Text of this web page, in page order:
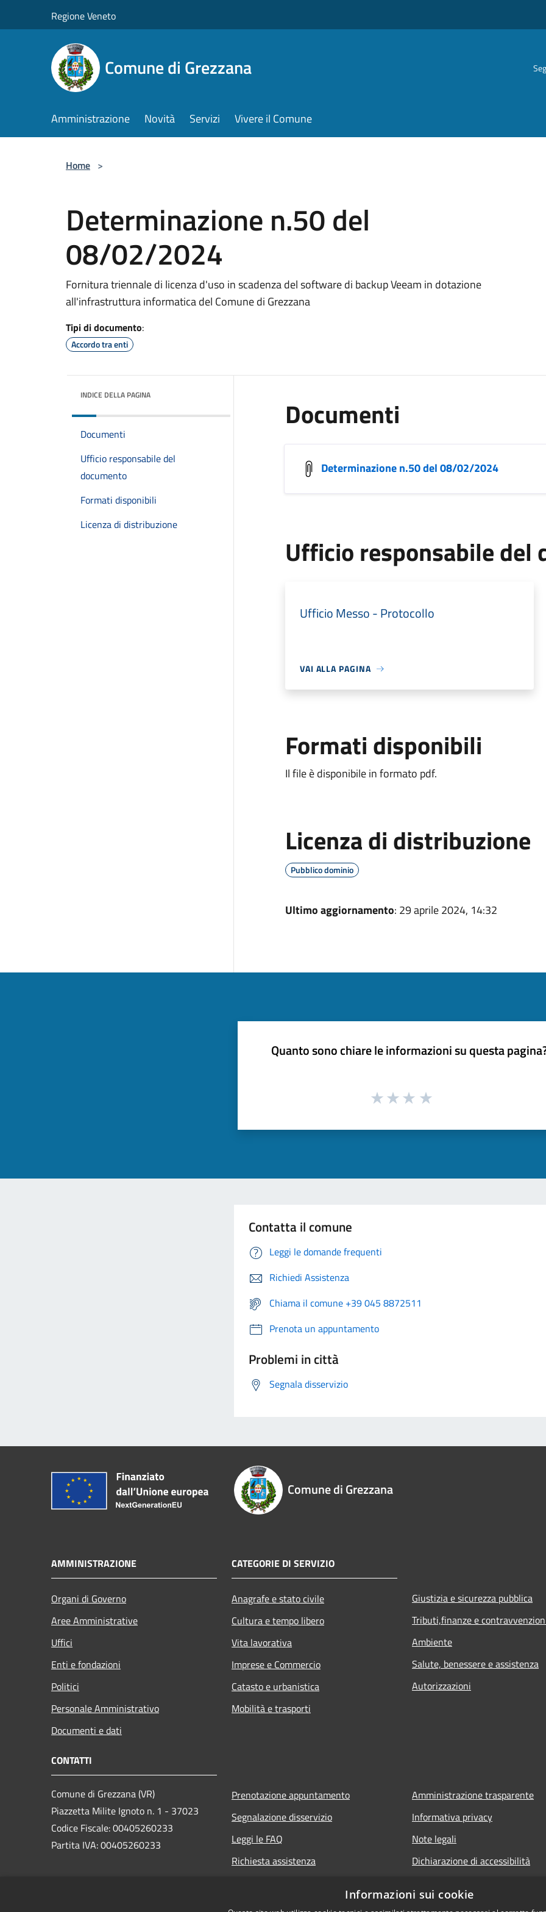
Regione Veneto
Comune di Grezzana
Amministrazione Novità Servizi Vivere il Comune
Home >
Determinazione n.50 del
08/02/2024
Fornitura triennale di licenza d'uso in scadenza del software di backup Veeam in dotazione
all'infrastruttura informatica del Comune di Grezzana
Tipi di documento:
Accordo tra enti
INDICE DELLA PAGINA
Documenti
Ufficio responsabile del
documento
Formati disponibili
Licenza di distribuzione
Documenti
Determinazione n.50 del 08/02/2024
Ufficio responsabile del
Ufficio Messo - Protocollo
VAI ALLA PAGINA
Formati disponibili
Il file è disponibile in formato pdf.
Licenza di distribuzione
Pubblico dominio
Ultimo aggiornamento: 29 aprile 2024, 14:32
Quanto sono chiare le informazioni su questa
Contatta il comune
Leggi le domande frequenti
Richiedi Assistenza
Chiama il comune +39 045 8872511
Prenota un appuntamento
Problemi in città
Segnala disservizio
Comune di Grezzana
AMMINISTRAZIONE
Organi di Governo
Aree Amministrative
Uffici
Enti e fondazioni
Politici
Personale Amministrativo
Documenti e dati
CATEGORIE DI SERVIZIO
Anagrafe e stato civile
Cultura e tempo libero
Vita lavorativa
Imprese e Commercio
Catasto e urbanistica
Mobilità e trasporti
Giustizia e sicurezza pubblica
Tributi,finanze e
Ambiente
Salute, benessere e assistenza
Autorizzazioni
CONTATTI
Comune di Grezzana (VR)
Piazzetta Milite Ignoto n. 1 - 37023
Codice Fiscale: 00405260233
Partita IVA: 00405260233
Prenotazione appuntamento
Segnalazione disservizio
Leggi le FAQ
Richiesta assistenza
Amministrazione trasparente
Informativa privacy
Note legali
Dichiarazione di accessibilità
Informazioni sui cookie